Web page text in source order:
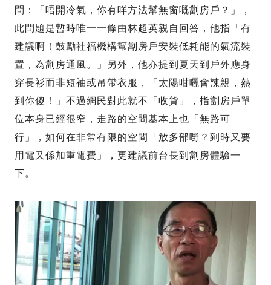
問：「唔開冷氣，你有咩方法幫無窗嘅劏房戶？」，
此問題是暫時唯一一條由林超英親自回答，他指「有
建議啊！鼓勵社福機構幫劏房戶安裝低耗能的氣流裝
置，為劏房通風。」另外，他亦提到夏天到戶外應身
穿長衫而非短袖或吊帶衣服，「太陽咁曬會辣親，熱
到你傻！」不過網民對此就不「收貨」，指劏房戶單
位本身已經很窄，走路的空間基本上也「無路可
行」，如何在非常有限的空間「放多部嘢？到時又要
用電又係加重電費」，更建議前台長到劏房體驗一
下。